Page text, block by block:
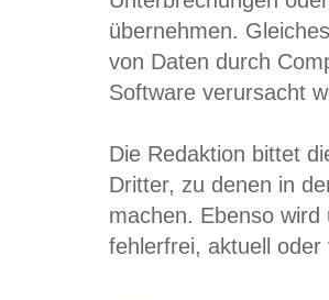
übernehmen.
von Daten durch
Software verursacht
Die Redaktion bittet
Dritter, zu denen in
machen. Ebenso
fehlerfrei, aktuell oder